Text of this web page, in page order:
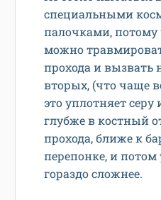
специальными
палочками, потому
можно
прохода и
вторых, (что чаще
это уплотняет серу
глубже в костный
прохода, ближе к
перепонке, и потом
гораздо сложнее.